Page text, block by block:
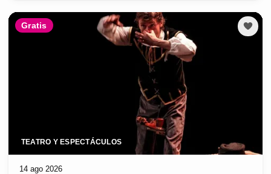
Gratis
TEATRO Y ESPECTÁCULOS
14 ago 2026